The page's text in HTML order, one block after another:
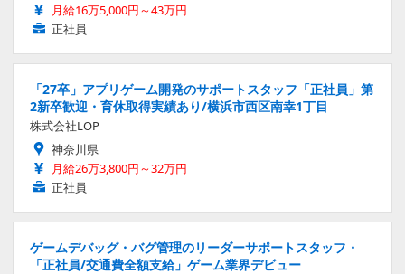
月給16万5,000円～43万円
正社員
「27卒」アプリゲーム開発のサポートスタッフ「正社員」第
2新卒歓迎・育休取得実績あり/横浜市西区南幸1丁目
株式会社LOP
神奈川県
月給26万3,800円～32万円
正社員
ゲームデバッグ・バグ管理のリーダーサポートスタッフ・
「正社員/交通費全額支給」ゲーム業界デビュー